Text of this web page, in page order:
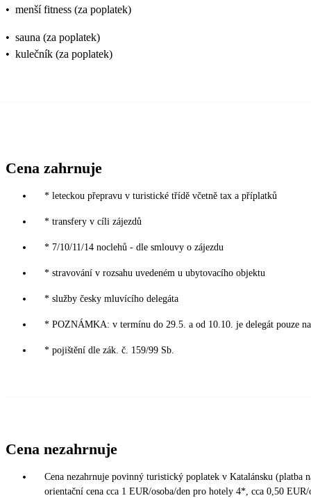
• menší fitness (za poplatek)
• sauna (za poplatek)
• kulečník (za poplatek)
Cena zahrnuje
* leteckou přepravu v turistické třídě včetně tax a příplatků
* transfery v cíli zájezdů
* 7/10/11/14 noclehů - dle smlouvy o zájezdu
* stravování v rozsahu uvedeném u ubytovacího objektu
* služby česky mluvícího delegáta
* POZNÁMKA: v termínu do 29.5. a od 10.10. je delegát pouze
* pojištění dle zák. č. 159/99 Sb.
Cena nezahrnuje
Cena nezahrnuje povinný turistický poplatek v Katalánsku (platba
orientační cena cca 1 EUR/osoba/den pro hotely 4*, cca 0,50